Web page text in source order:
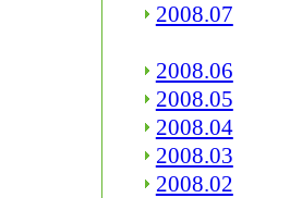
2008.07
2008.06
2008.05
2008.04
2008.03
2008.02